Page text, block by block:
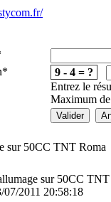
*
9 - 4 = ?
Entrez le
Maximum
sur 50CC TNT Roma
sur 50CC TNT
07/2011 20:58:18